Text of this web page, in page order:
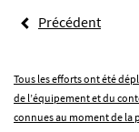
Précédent
Tous les efforts ont été
de l’équipement et du
connues au moment de la